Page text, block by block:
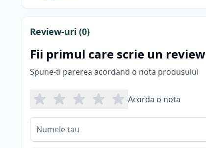
Review-uri (0)
Fii primul care scrie un review
Spune-ti parerea acordand o nota produsului
Acorda o nota